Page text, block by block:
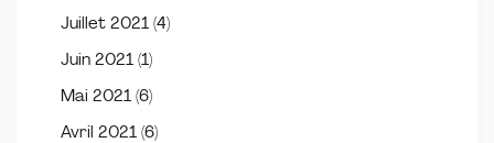
Juillet 2021 (4)
Juin 2021 (1)
Mai 2021 (6)
Avril 2021 (6)